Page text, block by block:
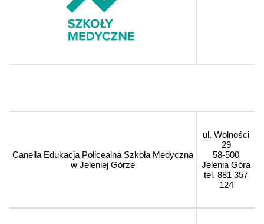
Canella Edukacja Policealna Szkoła Medyczna
w Jeleniej Górze
ul. Wolności
29
58-500
Jelenia Góra
tel. 881 357
124